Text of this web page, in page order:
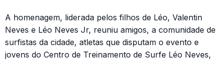
A homenagem, liderada pelos filhos de Léo, Valentin
Neves e Léo Neves Jr, reuniu amigos, a comunidade de
surfistas da cidade, atletas que disputam o evento e
jovens do Centro de Treinamento de Surfe Léo Neves,